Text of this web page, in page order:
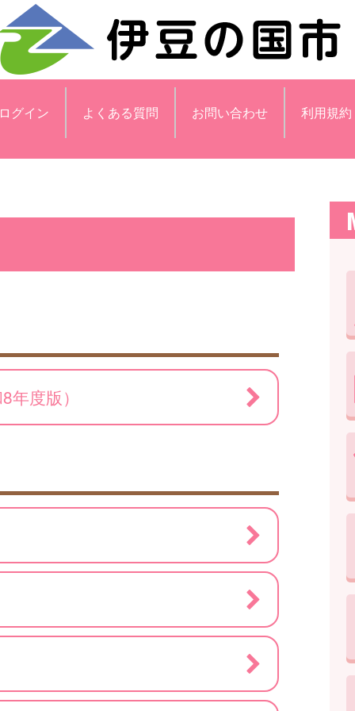
グイン よくある質問 お問い合わせ 利用規約
度版）